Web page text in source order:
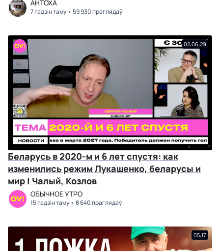
АНТОХА
7 гадзін таму 59 930 праглядаў
02:06:29
Беларусь в 2020-м и 6 лет спустя: как
изменились режим Лукашенко, беларусы и
мир | Чалый, Козлов
ОБЫЧНОЕ УТРО
15 гадзін таму 8 640 праглядаў
05:17